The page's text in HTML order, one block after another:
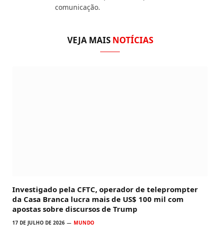
comunicação.
VEJA MAIS NOTÍCIAS
Investigado pela CFTC, operador de teleprompter
da Casa Branca lucra mais de US$ 100 mil com
apostas sobre discursos de Trump
17 DE JULHO DE 2026 MUNDO